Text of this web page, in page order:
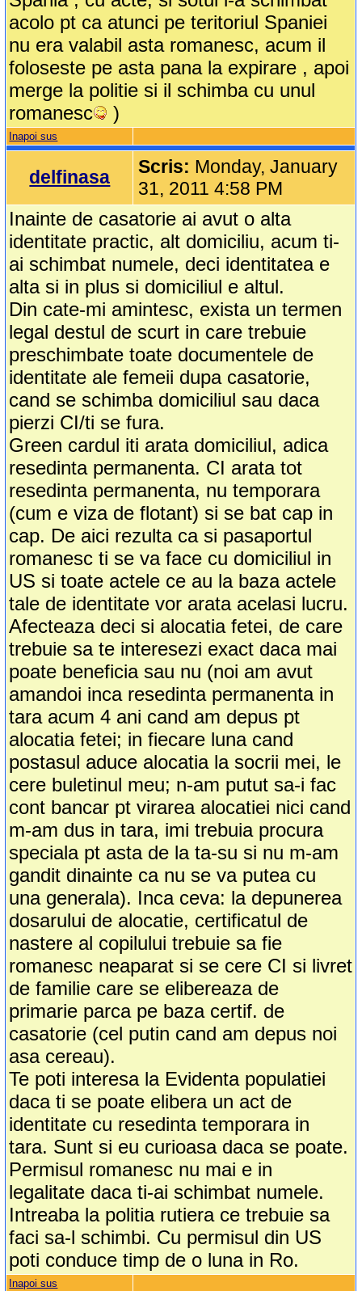
acolo pt ca atunci pe teritoriul Spaniei
nu era valabil asta romanesc, acum il
foloseste pe asta pana la expirare , apoi
merge la politie si il schimba cu unul
romanesc
)
Inapoi sus
delfinasa Scris: Monday, January
31, 2011 4:58 PM
Inainte de casatorie ai avut o alta
identitate practic, alt domiciliu, acum ti-
ai schimbat numele, deci identitatea e
alta si in plus si domiciliul e altul.
Din cate-mi amintesc, exista un termen
legal destul de scurt in care trebuie
preschimbate toate documentele de
identitate ale femeii dupa casatorie,
cand se schimba domiciliul sau daca
pierzi CI/ti se fura.
Green cardul iti arata domiciliul, adica
resedinta permanenta. CI arata tot
resedinta permanenta, nu temporara
(cum e viza de flotant) si se bat cap in
cap. De aici rezulta ca si pasaportul
romanesc ti se va face cu domiciliul in
US si toate actele ce au la baza actele
tale de identitate vor arata acelasi lucru.
Afecteaza deci si alocatia fetei, de care
trebuie sa te interesezi exact daca mai
poate beneficia sau nu (noi am avut
amandoi inca resedinta permanenta in
tara acum 4 ani cand am depus pt
alocatia fetei; in fiecare luna cand
postasul aduce alocatia la socrii mei, le
cere buletinul meu; n-am putut sa-i fac
cont bancar pt virarea alocatiei nici cand
m-am dus in tara, imi trebuia procura
speciala pt asta de la ta-su si nu m-am
gandit dinainte ca nu se va putea cu
una generala). Inca ceva: la depunerea
dosarului de alocatie, certificatul de
nastere al copilului trebuie sa fie
romanesc neaparat si se cere CI si livret
de familie care se elibereaza de
primarie parca pe baza certif. de
casatorie (cel putin cand am depus noi
asa cereau).
Te poti interesa la Evidenta populatiei
daca ti se poate elibera un act de
identitate cu resedinta temporara in
tara. Sunt si eu curioasa daca se poate.
Permisul romanesc nu mai e in
legalitate daca ti-ai schimbat numele.
Intreaba la politia rutiera ce trebuie sa
faci sa-l schimbi. Cu permisul din US
poti conduce timp de o luna in Ro.
Inapoi sus